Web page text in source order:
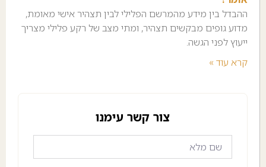
ההבדל בין מידע מהמרשם הפלילי לבין תצהיר אישי מאומת,
מדוע גופים מבקשים תצהיר, ומתי מצב של רקע פלילי מצריך
ייעוץ לפני הגשה.
קרא עוד »
צור קשר עימנו